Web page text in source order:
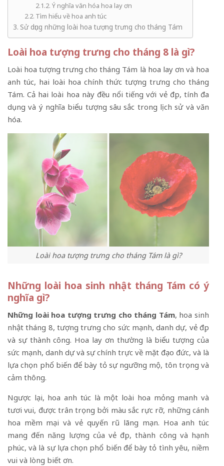
Ý nghĩa văn hóa hoa lay ơn
Tìm hiểu về hoa anh túc
Sử dụng những loài hoa tượng trưng cho tháng Tám
Loài hoa tượng trưng cho tháng 8 là gì?
Loài hoa tượng trưng cho tháng Tám là hoa lay ơn và hoa
anh túc, hai loài hoa chính thức tượng trưng cho tháng
Tám. Cả hai loài hoa này đều nổi tiếng với vẻ đẹp, tính đa
dụng và ý nghĩa biểu tượng sâu sắc trong lịch sử và văn
hóa.
Loài hoa tượng trưng cho tháng Tám là gì?
Những loài hoa sinh nhật tháng Tám có ý
nghĩa gì?
Những loài hoa tượng trưng cho tháng Tám, hoa sinh
nhật tháng 8, tượng trưng cho sức mạnh, danh dự, vẻ đẹp
và sự thành công. Hoa lay ơn thường là biểu tượng của
sức mạnh, danh dự và sự chính trực về mặt đạo đức, và là
lựa chọn phổ biến để bày tỏ sự ngưỡng mộ, tôn trọng và
cảm thông.
Ngược lại, hoa anh túc là một loài hoa mỏng manh và
tươi vui, được trân trọng bởi màu sắc rực rỡ, những cánh
hoa mềm mại và vẻ quyến rũ lãng mạn. Hoa anh túc
mang đến năng lượng của vẻ đẹp, thành công và hạnh
phúc, và là sự lựa chọn phổ biến để bày tỏ tình yêu, niềm
vui và lòng biết ơn.